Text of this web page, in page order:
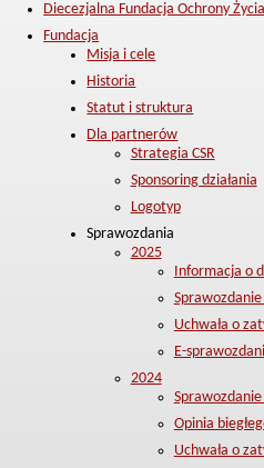
Diecezjalna Fundacja Ochrony Życia
Fundacja
Misja i cele
Historia
Statut i struktura
Dla partnerów
Strategia CSR
Sponsoring działania
Logotyp
Sprawozdania
2025
Informacja o
Uchwała o
E-
2024
Opinia
Uchwała o